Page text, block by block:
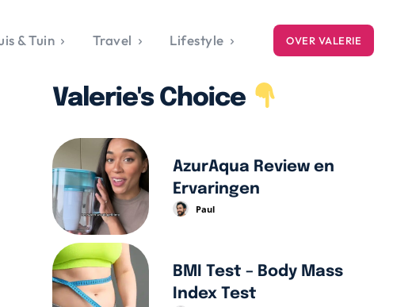
Lifestyle
& Tuin Travel Lifestyle OVER VALERIE
Valerie's Choice
AzurAqua Review en
Ervaringen
Paul
BMI Test – Body Mass
Index Test